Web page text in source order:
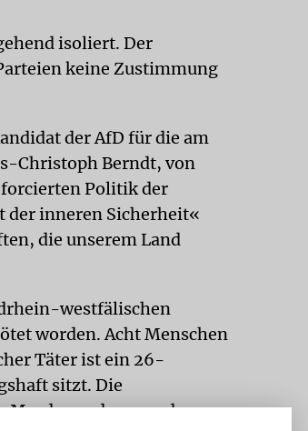
isoliert. Der
keine Zustimmung
der AfD für die am
Christoph Berndt, von
forcierten Politik der
der inneren Sicherheit«
die unserem Land
westfälischen
worden. Acht Menschen
Täter ist ein 26-
sitzt. Die
und wegen des